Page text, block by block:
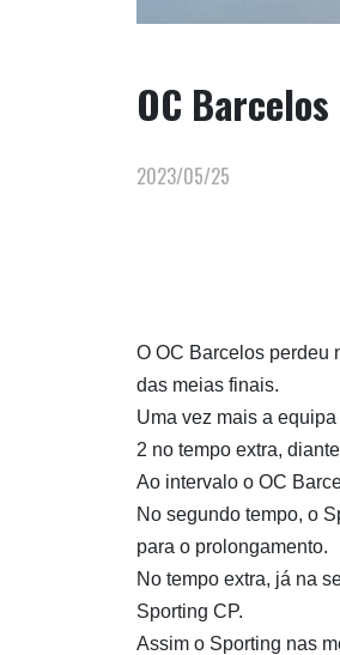
OC
2023/05/25
O OC Barcelos perdeu
das meias finais.
Uma vez mais a
2 no tempo extra,
Ao intervalo o OC
No segundo tempo, o
para o prolongamento.
No tempo extra, já na
Sporting CP.
Assim o Sporting nas